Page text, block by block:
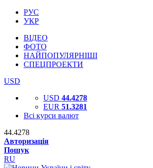
РУС
УКР
ВІДЕО
ФОТО
НАЙПОПУЛЯРНІШІ
СПЕЦПРОЕКТИ
USD
USD 44.4278
EUR 51.3281
Всі курси валют
44.4278
Авторизація
Пошук
RU